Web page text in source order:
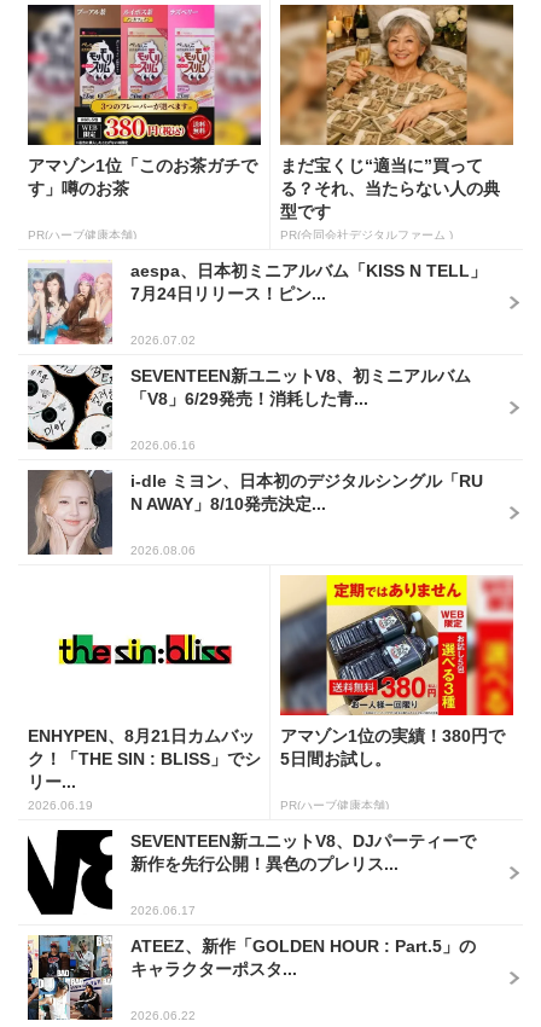
アマゾン1位「このお茶ガチで
す」噂のお茶
PR(ハーブ健康本舗)
まだ宝くじ“適当に”買って
る？それ、当たらない人の典
型です
PR(合同会社デジタルファーム )
aespa、日本初ミニアルバム「KISS N TELL」
7月24日リリース！ピン...
2026.07.02
SEVENTEEN新ユニットV8、初ミニアルバム
「V8」6/29発売！消耗した青...
2026.06.16
i-dle ミヨン、日本初のデジタルシングル「RU
N AWAY」8/10発売決定...
2026.08.06
ENHYPEN、8月21日カムバッ
ク！「THE SIN : BLISS」でシ
リー...
2026.06.19
アマゾン1位の実績！380円で
5日間お試し。
PR(ハーブ健康本舗)
SEVENTEEN新ユニットV8、DJパーティーで
新作を先行公開！異色のプレリス...
2026.06.17
ATEEZ、新作「GOLDEN HOUR : Part.5」の
キャラクターポスタ...
2026.06.22